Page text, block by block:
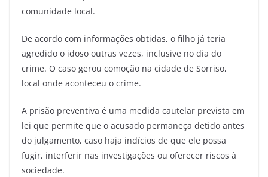
comunidade local.
De acordo com informações obtidas, o filho já teria
agredido o idoso outras vezes, inclusive no dia do
crime. O caso gerou comoção na cidade de Sorriso,
local onde aconteceu o crime.
A prisão preventiva é uma medida cautelar prevista em
lei que permite que o acusado permaneça detido antes
do julgamento, caso haja indícios de que ele possa
fugir, interferir nas investigações ou oferecer riscos à
sociedade.